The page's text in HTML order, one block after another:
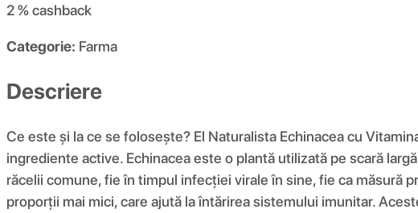
2 %cashback
Categorie: Farma
Descriere
Ce este și la ce se folosește? El Naturalista Echinacea cu
ingrediente active. Echinacea este o plantă utilizată pe scară
răcelii comune, fie în timpul infecției virale în sine, fie ca măsură
proporții mai mici, care ajută la întărirea sistemului imunitar.